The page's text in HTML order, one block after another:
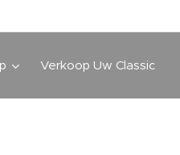
Verkoop Uw Classic